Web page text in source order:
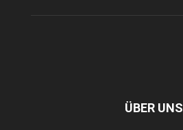
ÜBER UNS